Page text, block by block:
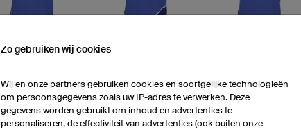
Zo gebruiken wij cookies
Wij en onze partners gebruiken cookies en soortgelijke technologieën
om persoonsgegevens zoals uw IP-adres te verwerken. Deze
gegevens worden gebruikt om inhoud en advertenties te
personaliseren, de effectiviteit van advertenties (ook buiten onze